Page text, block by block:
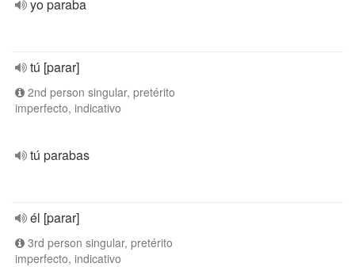
yo paraba
tú [parar]
2nd person singular, pretérito
imperfecto, indicativo
tú parabas
él [parar]
3rd person singular, pretérito
imperfecto, indicativo